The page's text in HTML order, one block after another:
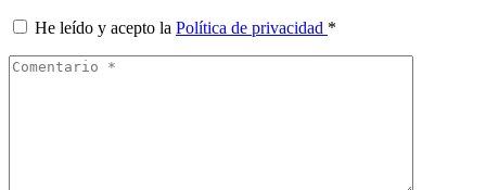
He leído y acepto la Política de privacidad *